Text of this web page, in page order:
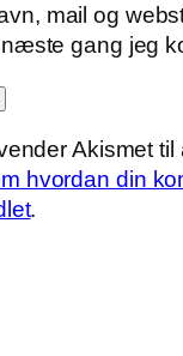
mail og
gang jeg
Akismet til
hvordan din
.